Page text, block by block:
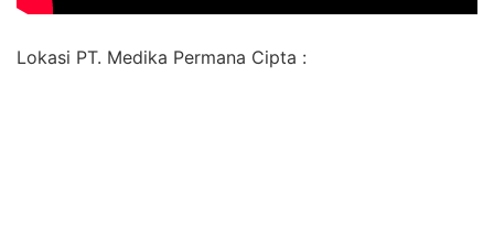
Lokasi PT. Medika Permana Cipta :